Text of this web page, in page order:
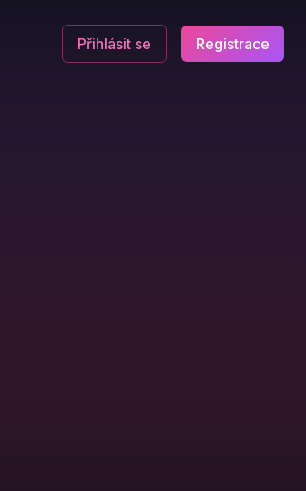
Přihlásit se Registrace